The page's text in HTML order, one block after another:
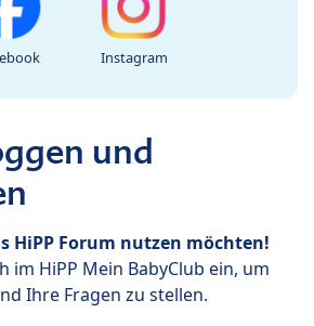
Instagram
und
HiPP Forum nutzen möchten!
im HiPP Mein BabyClub ein, um
Ihre Fragen zu stellen.